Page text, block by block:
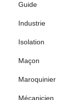
Guide
Industrie
Isolation
Maçon
Maroquinier
Mécanicien